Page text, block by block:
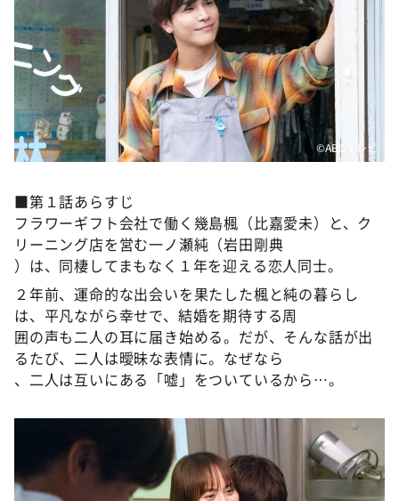
©️ABCテレビ
■第１話あらすじ
フラワーギフト会社で働く幾島楓（比嘉愛未）と、ク
リーニング店を営む一ノ瀬純（岩田剛典
）は、同棲してまもなく１年を迎える恋人同士。
２年前、運命的な出会いを果たした楓と純の暮らし
は、平凡ながら幸せで、結婚を期待する周
囲の声も二人の耳に届き始める。だが、そんな話が出
るたび、二人は曖昧な表情に。なぜなら
、二人は互いにある「嘘」をついているから…。